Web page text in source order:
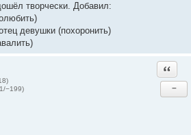
творчески. Добавил:
девушки (похоронить)
−199)
−